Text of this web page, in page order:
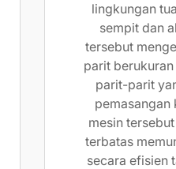
lingkungan
sempit dan
tersebut
parit
parit-parit
pemasangan
mesin
terbatas
secara efisien